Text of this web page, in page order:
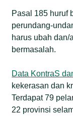
Pasal 185 huruf
perundang-
harus ubah dan/
bermasalah.
Data KontraS
kekerasan dan
Terdapat 79
22 provinsi